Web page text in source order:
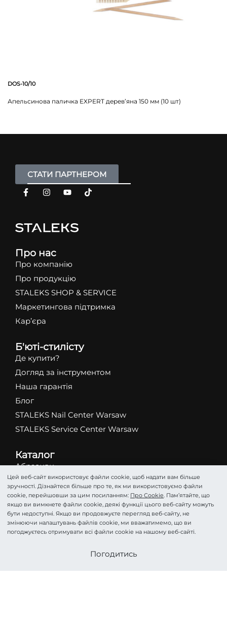
DOS-10/10
Апельсинова паличка EXPERT дерев’яна 150 мм (10 шт)
СТАТИ ПАРТНЕРОМ
Про нас
Про компанію
Про продукцію
STALEKS SHOP & SERVICE
Маркетингова підтримка
Кар’єра
Б'юті-стилісту
Де купити?
Догляд за інструментом
Наша гарантія
Блог
STALEKS Nail Center Warsaw
STALEKS Service Center Warsaw
Каталог
Абразиви
Ножиці
Кусачки
Фрези
Пінцети
Лопатки
Стати партнером
Цей веб-сайт використовує файли cookie, щоб надати вам більше
зручності. Дізнайтеся більше про те, як ми використовуємо файли
cookie, перейшовши за цим посиланням: Про Cookie. Пам’ятайте, що
якщо ви вимкнете файли cookie, деякі функції цього веб-сайту можуть
бути недоступні. Якщо ви продовжуєте перегляд веб-сайту, не
змінюючи налаштувань файлів cookie, ми вважатимемо, що ви
погоджуєтесь отримувати всі файли cookie на нашому веб-сайті.
Погодитись